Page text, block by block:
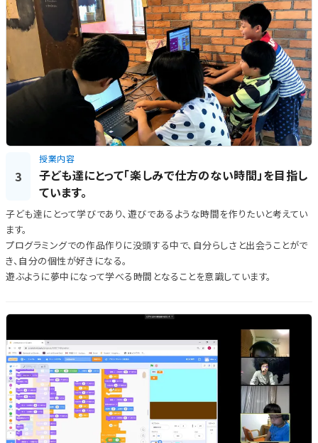
3
授業内容
子ども達にとって「楽しみで仕方のない時間」を目指し
ています。
子ども達にとって学びであり、遊びであるような時間を作りたいと考えてい
ます。
プログラミングでの作品作りに没頭する中で、自分らしさと出会うことがで
き、自分の個性が好きになる。
遊ぶように夢中になって学べる時間となることを意識しています。